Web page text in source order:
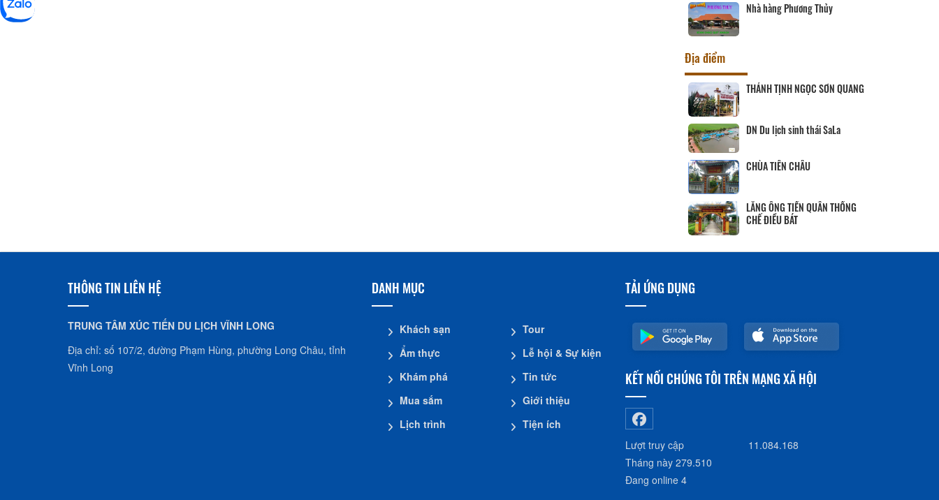
Nhà hàng Phương Thủy
Địa điểm
THÁNH TỊNH NGỌC SƠN QUANG
DN Du lịch sinh thái SaLa
CHÙA TIÊN CHÂU
LĂNG ÔNG TIỀN QUÂN THỐNG
CHẾ ĐIỀU BÁT
THÔNG TIN LIÊN HỆ
TRUNG TÂM XÚC TIẾN DU LỊCH VĨNH LONG
Địa chỉ: số 107/2, đường Phạm Hùng, phường Long Châu, tỉnh
Vĩnh Long
DANH MỤC
Khách sạn
Ẩm thực
Khám phá
Mua sắm
Lịch trình
Tour
Lễ hội & Sự kiện
Tin tức
Giới thiệu
Tiện ích
TẢI ỨNG DỤNG
KẾT NỐI CHÚNG TÔI TRÊN MẠNG XÃ HỘI
Lượt truy cập
11.084.168
Tháng này 279.510
Đang online 4